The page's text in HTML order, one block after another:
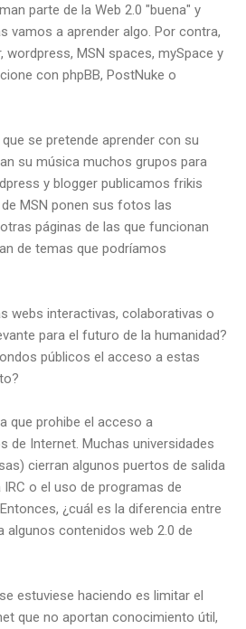
parte de la Web 2.0 "buena" y
vamos a aprender algo. Por contra,
MSN spaces, mySpace y
con phpBB, PostNuke o
se pretende aprender con su
su música muchos grupos para
y blogger publicamos frikis
MSN ponen sus fotos las
páginas de las que funcionan
de temas que podríamos
webs interactivas, colaborativas o
para el futuro de la humanidad?
públicos el acceso a estas
que prohibe el acceso a
de Internet. Muchas universidades
cierran algunos puertos de salida
o el uso de programas de
¿cuál es la diferencia entre
algunos contenidos web 2.0 de
estuviese haciendo es limitar el
que no aportan conocimiento útil,